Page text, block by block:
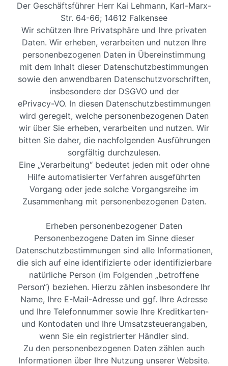
Der Geschäftsführer Herr Kai Lehmann, Karl-Marx-
Str. 64-66; 14612 Falkensee
Wir schützen Ihre Privatsphäre und Ihre privaten
Daten. Wir erheben, verarbeiten und nutzen Ihre
personenbezogenen Daten in Übereinstimmung
mit dem Inhalt dieser Datenschutzbestimmungen
sowie den anwendbaren Datenschutzvorschriften,
insbesondere der DSGVO und der
ePrivacy-VO. In diesen Datenschutzbestimmungen
wird geregelt, welche personenbezogenen Daten
wir über Sie erheben, verarbeiten und nutzen. Wir
bitten Sie daher, die nachfolgenden Ausführungen
sorgfältig durchzulesen.
Eine „Verarbeitung“ bedeutet jeden mit oder ohne
Hilfe automatisierter Verfahren ausgeführten
Vorgang oder jede solche Vorgangsreihe im
Zusammenhang mit personenbezogenen Daten.
Erheben personenbezogener Daten
Personenbezogene Daten im Sinne dieser
Datenschutzbestimmungen sind alle Informationen,
die sich auf eine identifizierte oder identifizierbare
natürliche Person (im Folgenden „betroffene
Person“) beziehen. Hierzu zählen insbesondere Ihr
Name, Ihre E-Mail-Adresse und ggf. Ihre Adresse
und Ihre Telefonnummer sowie Ihre Kreditkarten-
und Kontodaten und Ihre Umsatzsteuerangaben,
wenn Sie ein registrierter Händler sind.
Zu den personenbezogenen Daten zählen auch
Informationen über Ihre Nutzung unserer Website.